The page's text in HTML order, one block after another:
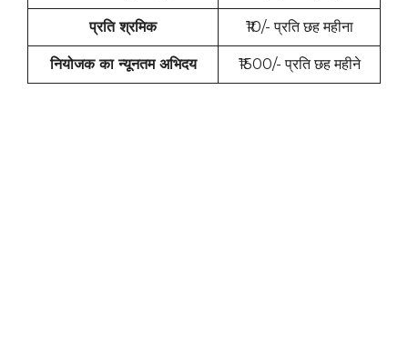
प्रति श्रमिक ₹10/- प्रति छह महीना
नियोजक का न्यूनतम अभिदय ₹1500/- प्रति छह महीने